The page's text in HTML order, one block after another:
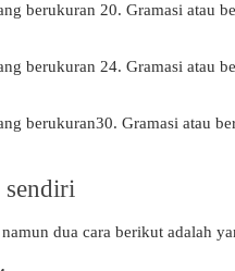
berukuran 20. Gramasi atau
berukuran 24. Gramasi atau
berukuran30. Gramasi atau
sendiri
dua cara berikut adalah